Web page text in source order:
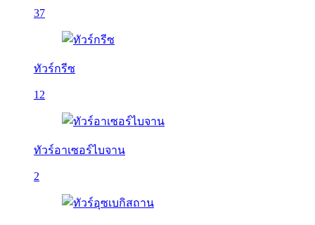
37
ทัวร์กรีซ
12
ทัวร์อาเซอร์ไบจาน
2